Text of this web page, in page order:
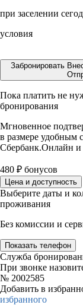
при заселении
условия
Забронировать
Пока платить не
бронирования
Мгновенное
в размере удобным
Сбербанк.Онлайн и
480 ₽ бонусов
Цена и доступность
Выберите даты и
проживания
Без комиссии и
Показать телефон
Служба
При звонке
№ 2002585
Добавить в
избранного